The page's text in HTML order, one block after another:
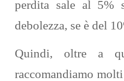
perdita sale al 5%
debolezza, se è del
Quindi, oltre a
raccomandiamo